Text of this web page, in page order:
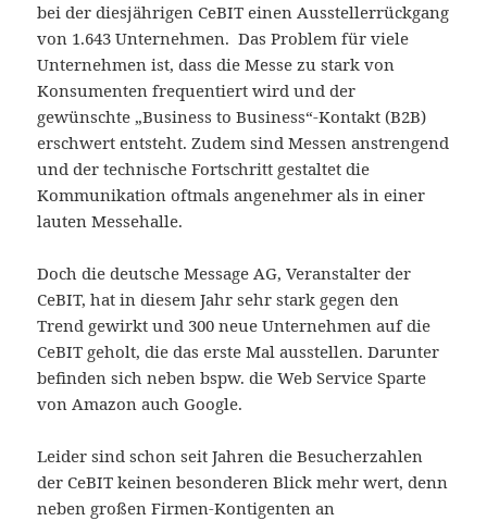
bei der diesjährigen CeBIT einen Ausstellerrückgang
von 1.643 Unternehmen. Das Problem für viele
Unternehmen ist, dass die Messe zu stark von
Konsumenten frequentiert wird und der
gewünschte „Business to Business“-Kontakt (B2B)
erschwert entsteht. Zudem sind Messen anstrengend
und der technische Fortschritt gestaltet die
Kommunikation oftmals angenehmer als in einer
lauten Messehalle.
Doch die deutsche Message AG, Veranstalter der
CeBIT, hat in diesem Jahr sehr stark gegen den
Trend gewirkt und 300 neue Unternehmen auf die
CeBIT geholt, die das erste Mal ausstellen. Darunter
befinden sich neben bspw. die Web Service Sparte
von Amazon auch Google.
Leider sind schon seit Jahren die Besucherzahlen
der CeBIT keinen besonderen Blick mehr wert, denn
neben großen Firmen-Kontigenten an